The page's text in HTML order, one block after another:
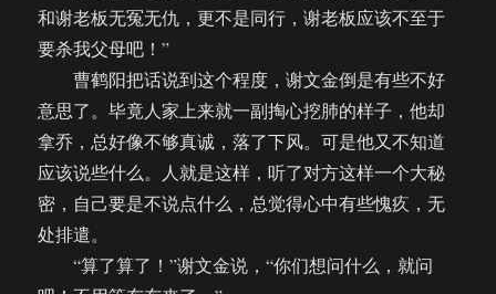
和谢老板无冤无仇，更不是同行，谢老板应该不至于
要杀我父母吧！”
曹鹤阳把话说到这个程度，谢文金倒是有些不好
意思了。毕竟人家上来就一副掏心挖肺的样子，他却
拿乔，总好像不够真诚，落了下风。可是他又不知道
应该说些什么。人就是这样，听了对方这样一个大秘
密，自己要是不说点什么，总觉得心中有些愧疚，无
处排遣。
“算了算了！”谢文金说，“你们想问什么，就问